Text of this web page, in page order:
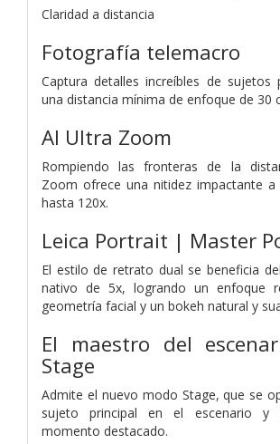
Claridad a distancia
Fotografía telemacro
Captura detalles increíbles de sujetos
una distancia mínima de enfoque de 30
AI Ultra Zoom
Rompiendo las fronteras de la
Zoom ofrece una nitidez impactante a
hasta 120x.
Leica Portrait | Master
El estilo de retrato dual se beneficia
nativo de 5x, logrando un enfoque
geometría facial y un bokeh natural y
El maestro del
Stage
Admite el nuevo modo Stage, que se
sujeto principal en el escenario y
momento destacado.